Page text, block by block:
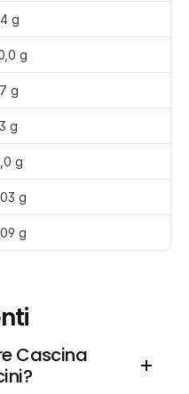
g
g
g
g
g
g
g
Cascina